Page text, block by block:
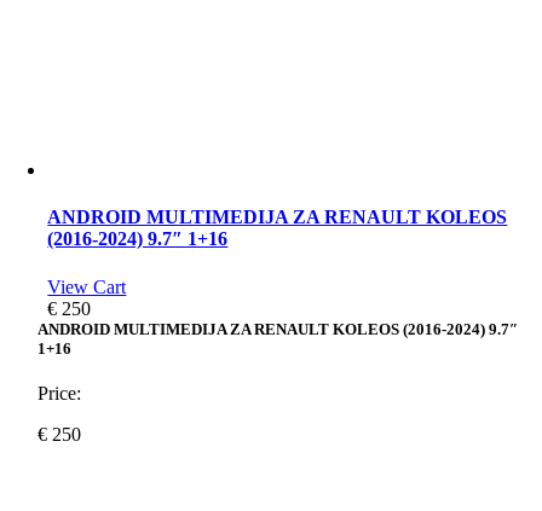
ANDROID MULTIMEDIJA ZA RENAULT KOLEOS
(2016-2024) 9.7″ 1+16
View Cart
€ 250
ANDROID MULTIMEDIJA ZA RENAULT KOLEOS (2016-2024) 9.7″
1+16
Price:
€ 250